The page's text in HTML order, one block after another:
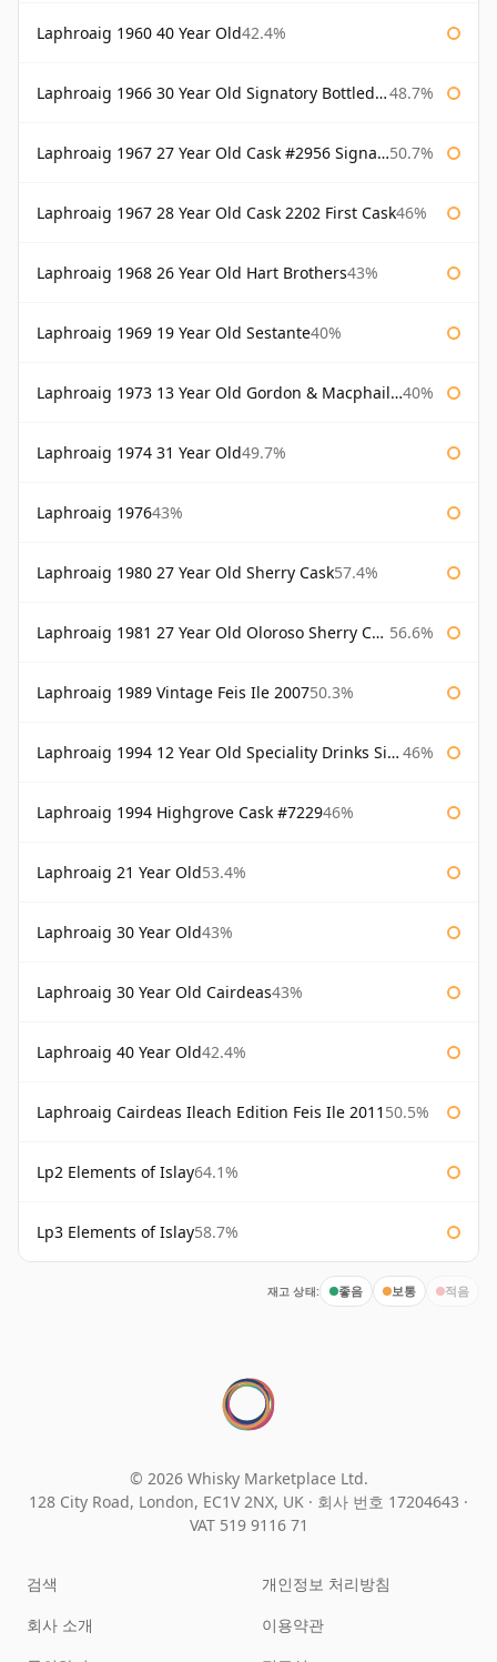
Laphroaig 1960 40 Year Old42.4%
Laphroaig 1966 30 Year Old Signatory Bottled 1996 48.7%
Laphroaig 1967 27 Year Old Cask #2956 Signatory 50.7%
Laphroaig 1967 28 Year Old Cask 2202 First Cask46%
Laphroaig 1968 26 Year Old Hart Brothers43%
Laphroaig 1969 19 Year Old Sestante40%
Laphroaig 1973 13 Year Old Gordon & Macphail Connoisseurs Choice 40%
Laphroaig 1974 31 Year Old49.7%
Laphroaig 197643%
Laphroaig 1980 27 Year Old Sherry Cask57.4%
Laphroaig 1981 27 Year Old Oloroso Sherry Cask 56.6%
Laphroaig 1989 Vintage Feis Ile 200750.3%
Laphroaig 1994 12 Year Old Speciality Drinks Single Malts of Scotland 46%
Laphroaig 1994 Highgrove Cask #722946%
Laphroaig 21 Year Old53.4%
Laphroaig 30 Year Old43%
Laphroaig 30 Year Old Cairdeas43%
Laphroaig 40 Year Old42.4%
Laphroaig Cairdeas Ileach Edition Feis Ile 2011 50.5%
Lp2 Elements of Islay64.1%
Lp3 Elements of Islay58.7%
재고 상태: 좋음 보통 적음
© 2026 Whisky Marketplace Ltd.
128 City Road, London, EC1V 2NX, UK · 회사 번호 17204643 ·
VAT 519 9116 71
검색
회사 소개
개인정보 처리방침
이용약관